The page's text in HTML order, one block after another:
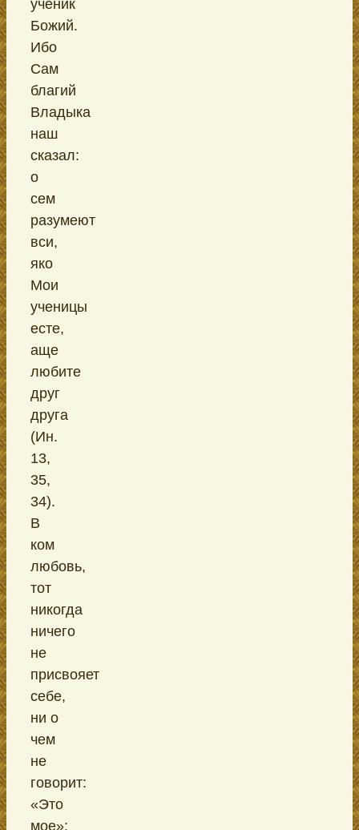
ученик
Божий.
Ибо
Сам
благий
Владыка
наш
сказал:
о
сем
разумеют
вси,
яко
Мои
ученицы
есте,
аще
любите
друг
друга
(Ин.
13,
35,
34).
В
ком
любовь,
тот
никогда
ничего
не
присвояет
себе,
ни о
чем
не
говорит:
«Это
мое»;